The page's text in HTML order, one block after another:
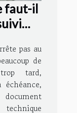
faut-il
pas au
de
tard,
document